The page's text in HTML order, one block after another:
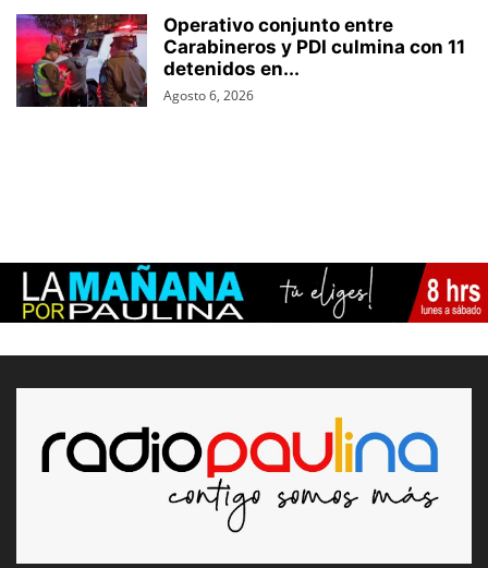
Operativo conjunto entre
Carabineros y PDI culmina con 11
detenidos en...
Agosto 6, 2026